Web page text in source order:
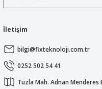
İletişim
bilgi@fixteknoloji.com.tr
0252 502 54 41
Tuzla Mah. Adnan